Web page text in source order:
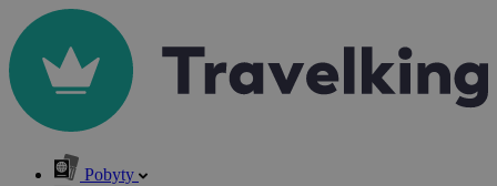
Pobyty